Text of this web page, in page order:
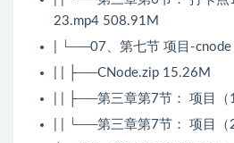
23.mp4 508.91M
| └──07、第七节 项目-cnode
| | ├──CNode.zip 15.26M
| | ├──第三章第7节： 项目
| | └──第三章第7节： 项目